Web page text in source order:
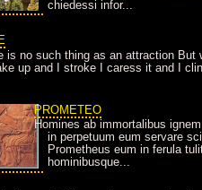
chiedessi infor...
is no such thing as an attraction But
up and I stroke I caress it and I
PROMETEO
Homines ab immortalibus
in perpetuum eum servare
Prometheus eum in ferula
hominibusque...